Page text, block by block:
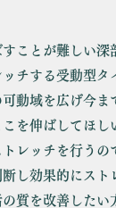
すことが難しい
ッチする受動型
動域を広げ今ま
を伸ばしてほし
レッチを行うの
し効果的にス
質を改善したい